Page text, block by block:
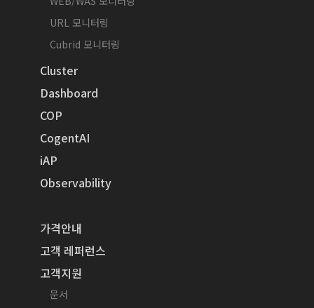
URL 모니터링
Cubrid 모니터링
Cluster
Dashboard
COP
CogentAI
iAP
Observability
가격안내
고객 레퍼런스
고객지원
문서